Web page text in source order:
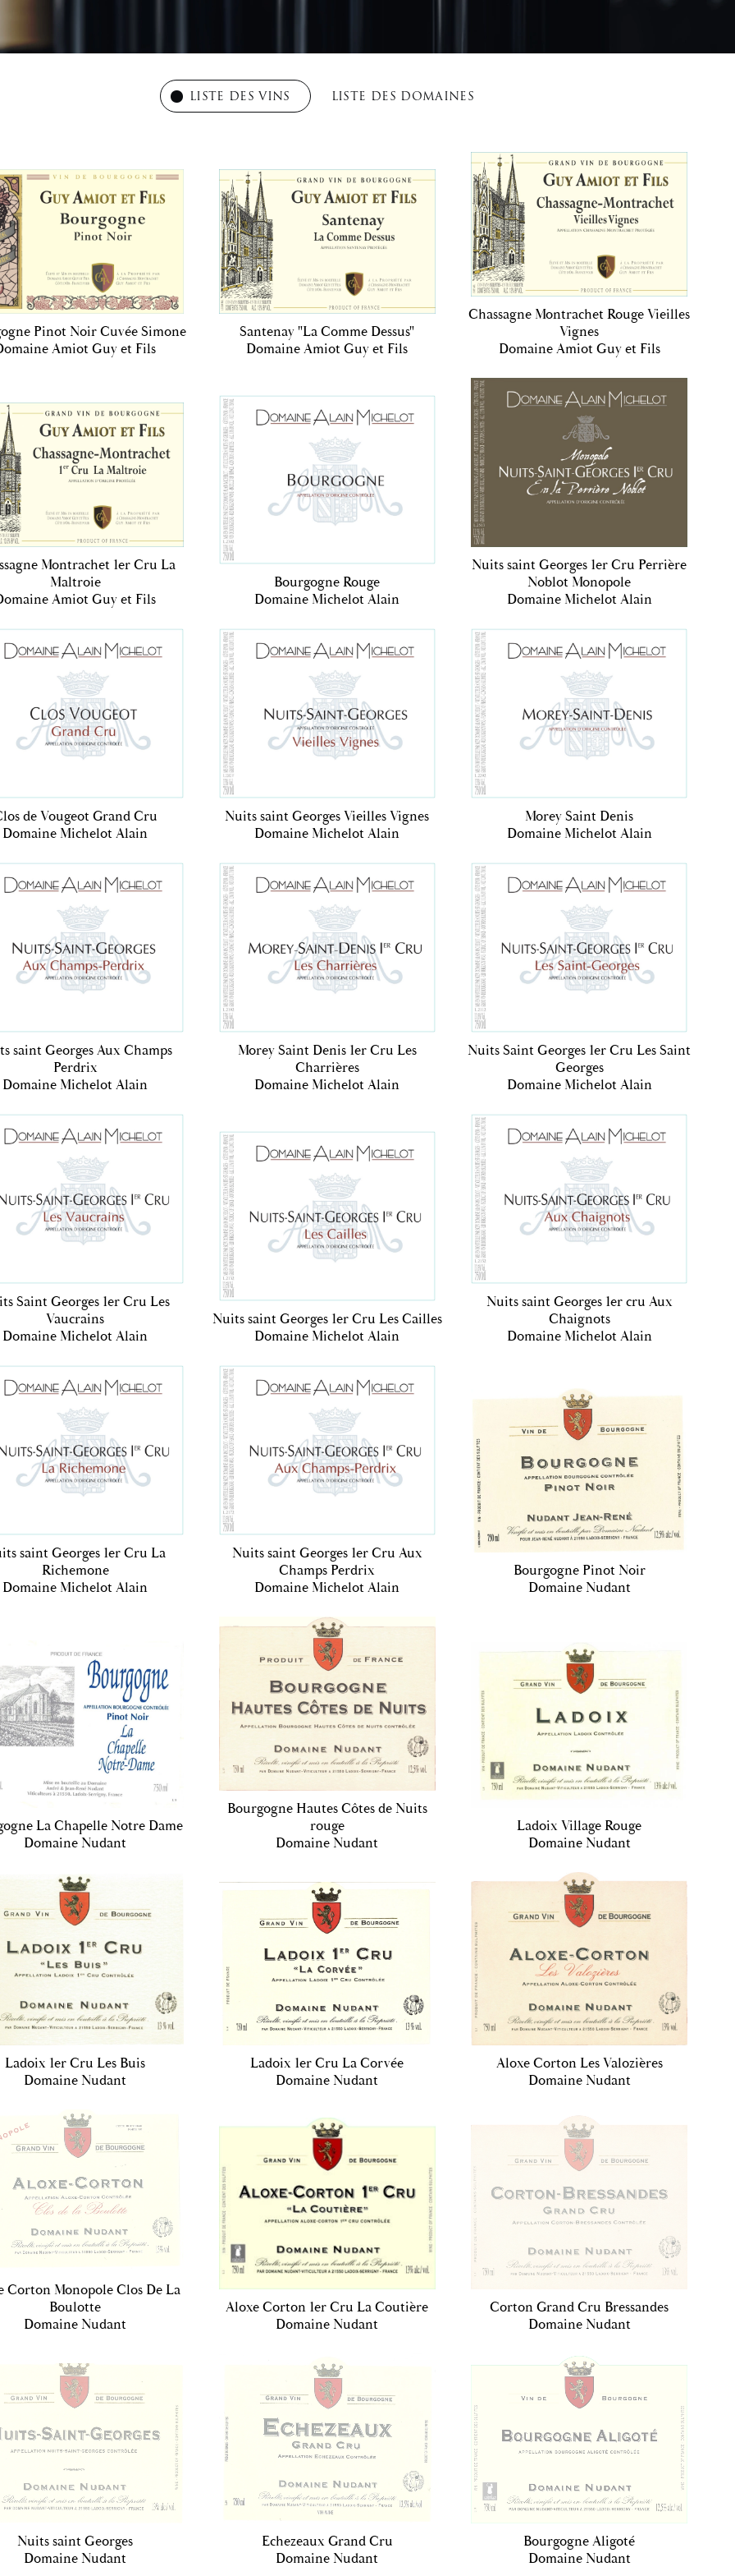
LISTE DES VINS LISTE DES DOMAINES
Pinot Noir Cuvée Simone
Amiot Guy et Fils
Santenay "La Comme Dessus"
Domaine Amiot Guy et Fils
Chassagne Montrachet Rouge Vieilles
Vignes
Domaine Amiot Guy et Fils
Montrachet 1er Cru La
Maltroie
Amiot Guy et Fils
Bourgogne Rouge
Domaine Michelot Alain
Nuits saint Georges 1er Cru Perrière
Noblot Monopole
Domaine Michelot Alain
de Vougeot Grand Cru
Domaine Michelot Alain
Nuits saint Georges Vieilles Vignes
Domaine Michelot Alain
Morey Saint Denis
Domaine Michelot Alain
saint Georges Aux Champs
Perdrix
Domaine Michelot Alain
Morey Saint Denis 1er Cru Les
Charrières
Domaine Michelot Alain
Nuits Saint Georges 1er Cru Les Saint
Georges
Domaine Michelot Alain
Saint Georges 1er Cru Les
Vaucrains
Domaine Michelot Alain
Nuits saint Georges 1er Cru Les Cailles
Domaine Michelot Alain
Nuits saint Georges 1er cru Aux
Chaignots
Domaine Michelot Alain
saint Georges 1er Cru La
Richemone
Domaine Michelot Alain
Nuits saint Georges 1er Cru Aux
Champs Perdrix
Domaine Michelot Alain
Bourgogne Pinot Noir
Domaine Nudant
La Chapelle Notre Dame
Domaine Nudant
Bourgogne Hautes Côtes de Nuits
rouge
Domaine Nudant
Ladoix Village Rouge
Domaine Nudant
Ladoix 1er Cru Les Buis
Domaine Nudant
Ladoix 1er Cru La Corvée
Domaine Nudant
Aloxe Corton Les Valozières
Domaine Nudant
Corton Monopole Clos De La
Boulotte
Domaine Nudant
Aloxe Corton 1er Cru La Coutière
Domaine Nudant
Corton Grand Cru Bressandes
Domaine Nudant
Nuits saint Georges
Domaine Nudant
Echezeaux Grand Cru
Domaine Nudant
Bourgogne Aligoté
Domaine Nudant